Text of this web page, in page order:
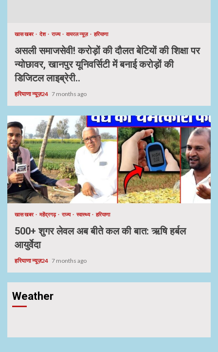
खास खबर देश राज्य वायरल न्यूज़ हरियाणा
असली समाजसेवी! करोड़ों की दौलत बेटियों की शिक्षा पर
न्योछावर, खानपुर यूनिवर्सिटी में बनाई करोड़ों की
डिजिटल लाइब्रेरी..
हरियाणा न्यूज़24 7 months ago
खास खबर महेंद्रगढ़ राज्य स्वास्थ्य हरियाणा
500+ शुगर लेवल अब बीते कल की बात: ऋषि हर्बल
आयुर्वेदा
हरियाणा न्यूज़24 7 months ago
Weather